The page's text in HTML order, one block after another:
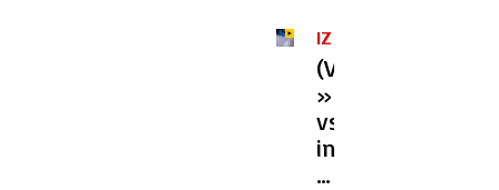
IZVORNE
CELICE
(VIDEO)
»Nasilni
vstop«
in
začetek